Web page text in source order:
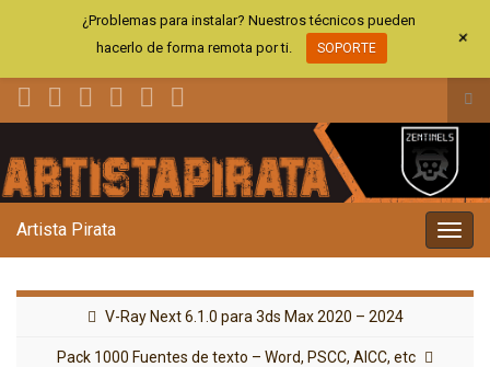
el
la
Artista Pirata
V-Ray Next 6.1.0 para 3ds Max 2020 – 2024
Pack 1000 Fuentes de texto – Word, PSCC, AICC, etc
¿Problemas para instalar? Nuestros técnicos pueden
hacerlo de forma remota por ti.
SOPORTE +